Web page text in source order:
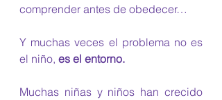
comprender antes de obedecer…
Y muchas veces el problema no es
el niño, es el entorno.
Muchas niñas y niños han crecido